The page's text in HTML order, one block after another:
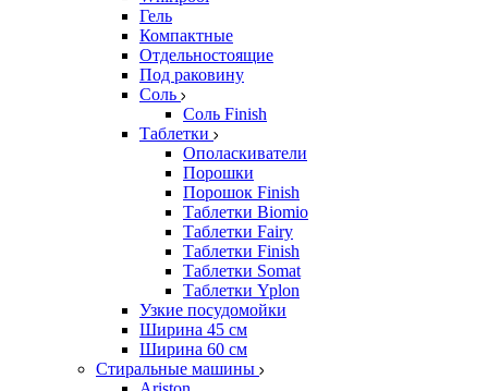
Гель
Компактные
Отдельностоящие
Под раковину
Соль
Соль Finish
Таблетки
Ополаскиватели
Порошки
Порошок Finish
Таблетки Biomio
Таблетки Fairy
Таблетки Finish
Таблетки Somat
Таблетки Yplon
Узкие посудомойки
Ширина 45 см
Ширина 60 см
Стиральные машины